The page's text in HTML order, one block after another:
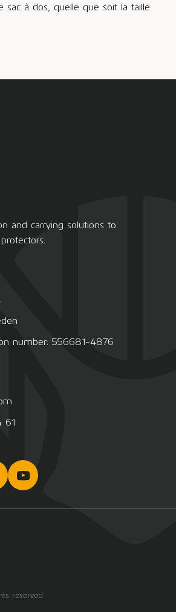
sac à dos, quelle que soit la taille
and carrying solutions to
number: 556681-4876
61
reserved